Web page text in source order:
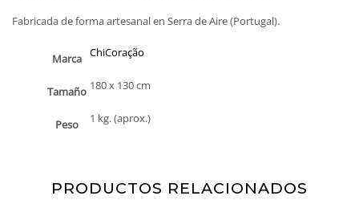
Fabricada de forma artesanal en Serra de Aire (Portugal).
Marca ChiCoração
Tamaño 180 x 130 cm
Peso 1 kg. (aprox.)
PRODUCTOS RELACIONADOS